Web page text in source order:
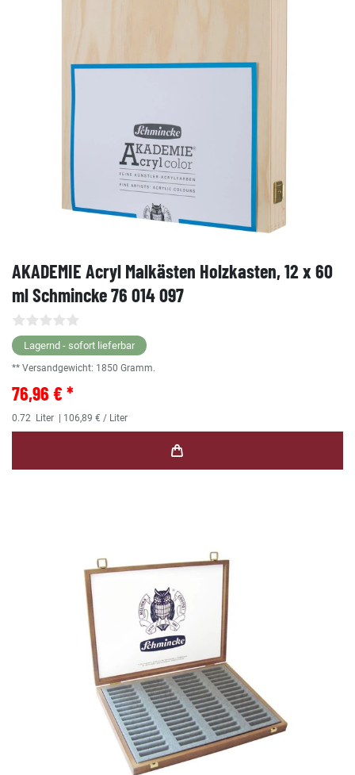
AKADEMIE Acryl Malkästen Holzkasten, 12 x 60
ml Schmincke 76 014 097
Lagernd - sofort lieferbar
** Versandgewicht: 1850 Gramm.
76,96 € *
0.72 Liter | 106,89 € / Liter